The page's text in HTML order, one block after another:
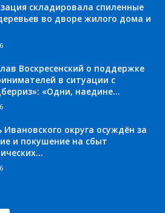
складировала спиленные
во дворе жилого дома и
Воскресенский о поддержке
в ситуации с
«Одни, наедине...
округа осуждён за
и покушение на сбыт